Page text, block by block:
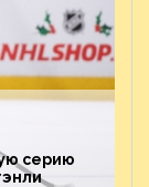
серию